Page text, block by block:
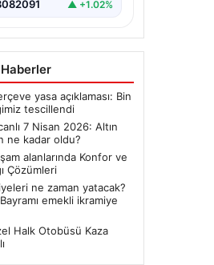
▲ +1.02%
yasa açıklaması: Bin
tescillendi
7 Nisan 2026: Altın
ne kadar oldu?
alanlarında Konfor ve
Çözümleri
ne zaman yatacak?
emekli ikramiye
Halk Otobüsü Kaza